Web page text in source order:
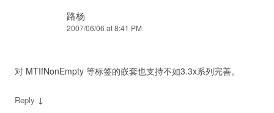
路杨
2007/06/06 at 8:41 PM
对 MTIfNonEmpty 等标签的嵌套也支持不如3.3x系列完善。
Reply ↓